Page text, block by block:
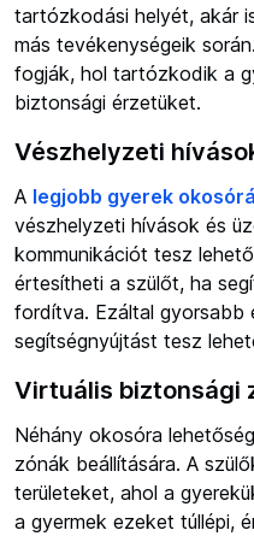
tartózkodási helyét, akár
más tevékenységeik
fogják, hol tartózkodik a
biztonsági érzetüket.
Vészhelyzeti
A legjobb gyerek
vészhelyzeti hívások és
kommunikációt tesz
értesítheti a szülőt, ha
fordítva. Ezáltal gyorsabb
segítségnyújtást tesz
Virtuális biztonsági
Néhány okosóra
zónák beállítására. A
területeket, ahol a
a gyermek ezeket túllépi,